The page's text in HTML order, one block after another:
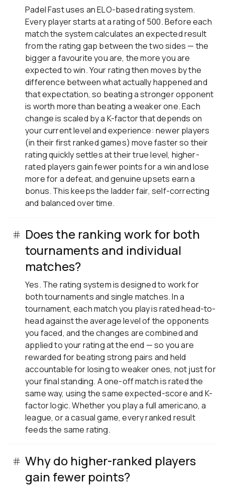
Padel Fast uses an ELO-based rating system.
Every player starts at a rating of 500. Before each
match the system calculates an expected result
from the rating gap between the two sides — the
bigger a favourite you are, the more you are
expected to win. Your rating then moves by the
difference between what actually happened and
that expectation, so beating a stronger opponent
is worth more than beating a weaker one. Each
change is scaled by a K-factor that depends on
your current level and experience: newer players
(in their first ranked games) move faster so their
rating quickly settles at their true level, higher-
rated players gain fewer points for a win and lose
more for a defeat, and genuine upsets earn a
bonus. This keeps the ladder fair, self-correcting
and balanced over time.
Does the ranking work for both
tournaments and individual
matches?
Yes. The rating system is designed to work for
both tournaments and single matches. In a
tournament, each match you play is rated head-to-
head against the average level of the opponents
you faced, and the changes are combined and
applied to your rating at the end — so you are
rewarded for beating strong pairs and held
accountable for losing to weaker ones, not just for
your final standing. A one-off match is rated the
same way, using the same expected-score and K-
factor logic. Whether you play a full americano, a
league, or a casual game, every ranked result
feeds the same rating.
Why do higher-ranked players
gain fewer points?